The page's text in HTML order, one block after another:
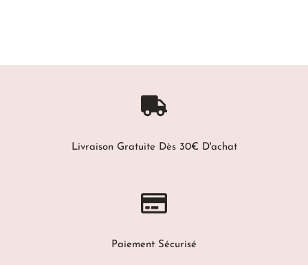
Livraison Gratuite Dès 30€ D'achat
Paiement Sécurisé